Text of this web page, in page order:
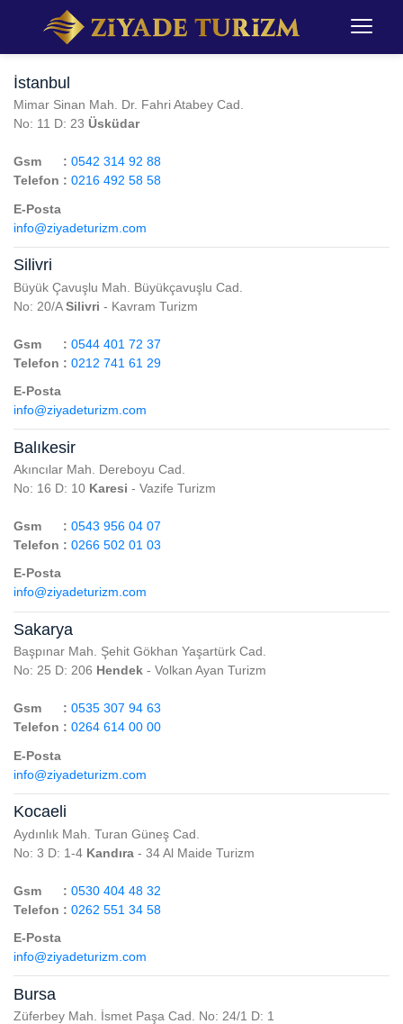
İstanbul
Mimar Sinan Mah. Dr. Fahri Atabey Cad.
No: 11 D: 23 Üsküdar
Gsm : 0542 314 92 88
Telefon : 0216 492 58 58
E-Posta
info@ziyadeturizm.com
Silivri
Büyük Çavuşlu Mah. Büyükçavuşlu Cad.
No: 20/ASilivri - Kavram Turizm
Gsm : 0544 401 72 37
Telefon : 0212 741 61 29
E-Posta
info@ziyadeturizm.com
Balıkesir
Akıncılar Mah. Dereboyu Cad.
No: 16 D: 10 Karesi - Vazife Turizm
Gsm : 0543 956 04 07
Telefon : 0266 502 01 03
E-Posta
info@ziyadeturizm.com
Sakarya
Başpınar Mah. Şehit Gökhan Yaşartürk Cad.
No: 25 D: 206 Hendek - Volkan Ayan Turizm
Gsm : 0535 307 94 63
Telefon : 0264 614 00 00
E-Posta
info@ziyadeturizm.com
Kocaeli
Aydınlık Mah. Turan Güneş Cad.
No: 3 D: 1-4 Kandıra - 34 Al Maide Turizm
Gsm : 0530 404 48 32
Telefon : 0262 551 34 58
E-Posta
info@ziyadeturizm.com
Bursa
Züferbey Mah. İsmet Paşa Cad. No: 24/1 D: 1